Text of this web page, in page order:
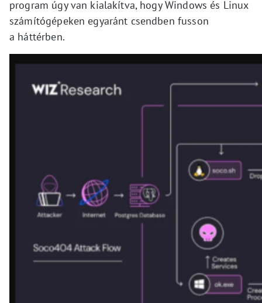
program úgy van kialakítva, hogy Windows és Linux
számítógépeken egyaránt csendben fusson
a háttérben.